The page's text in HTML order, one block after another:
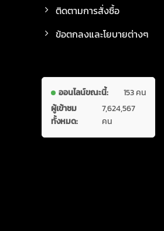
ติดตามการสั่งซื้อ
ข้อตกลงและโยบายต่างๆ
ออนไลน์ขณะนี้:
153 คน
ผู้เข้าชม
ทั้งหมด:
7,624,567
คน